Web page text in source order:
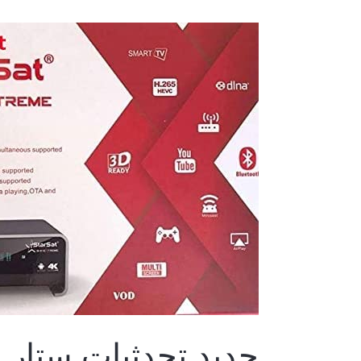
جديد
تحدثيات
ستار
سات